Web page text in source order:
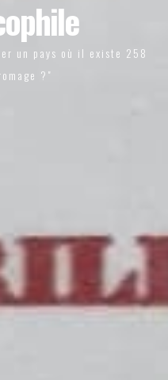
un pays où il existe 258
?"